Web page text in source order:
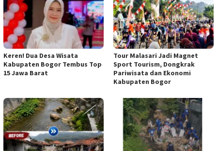
Keren! Dua Desa Wisata
Kabupaten Bogor Tembus Top
15 Jawa Barat
Tour Malasari Jadi Magnet
Sport Tourism, Dongkrak
Pariwisata dan Ekonomi
Kabupaten Bogor